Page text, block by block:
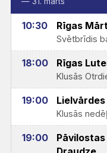
10:30 Rīgas
Svētbrīdis
18:00 Rīgas
Klusās
19:00
Klusās
19:00